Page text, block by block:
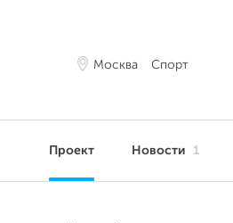
Москва Спорт
Проект Новости 1